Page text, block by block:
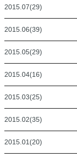
2015.07(29)
2015.06(39)
2015.05(29)
2015.04(16)
2015.03(25)
2015.02(35)
2015.01(20)